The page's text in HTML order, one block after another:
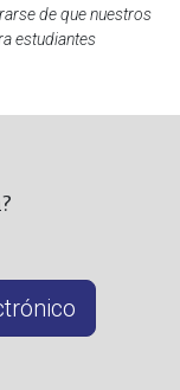
de que nuestros
estudiantes